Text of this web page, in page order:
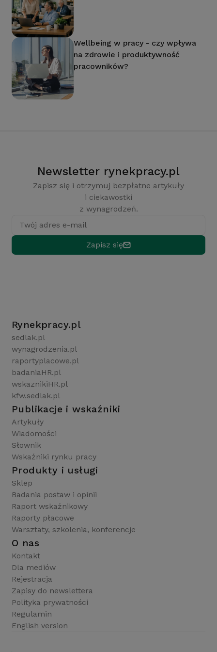
Wellbeing w pracy - czy wpływa
na zdrowie i produktywność
pracowników?
Newsletter rynekpracy.pl
Zapisz się i otrzymuj bezpłatne artykuły
i ciekawostki
z wynagrodzeń.
Twój adres e-mail
Zapisz się
Rynekpracy.pl
sedlak.pl
wynagrodzenia.pl
raportyplacowe.pl
badaniaHR.pl
wskaznikiHR.pl
kfw.sedlak.pl
Publikacje i wskaźniki
Artykuły
Wiadomości
Słownik
Wskaźniki rynku pracy
Produkty i usługi
Sklep
Badania postaw i opinii
Raport wskaźnikowy
Raporty płacowe
Warsztaty, szkolenia, konferencje
O nas
Kontakt
Dla mediów
Rejestracja
Zapisy do newslettera
Polityka prywatności
Regulamin
English version